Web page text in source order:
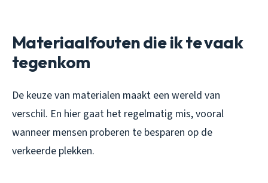
Materiaalfouten die ik te vaak
tegenkom
De keuze van materialen maakt een wereld van
verschil. En hier gaat het regelmatig mis, vooral
wanneer mensen proberen te besparen op de
verkeerde plekken.